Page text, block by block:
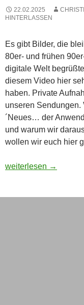
22.02.2025
HINTERLASSEN
Es gibt Bilder, die
80er- und frühen
digitale Welt
diesem Video hier
haben. Private
unseren
´Neues… der
und warum wir
wollen wir euch hier
Von Computershow
weiterlesen →